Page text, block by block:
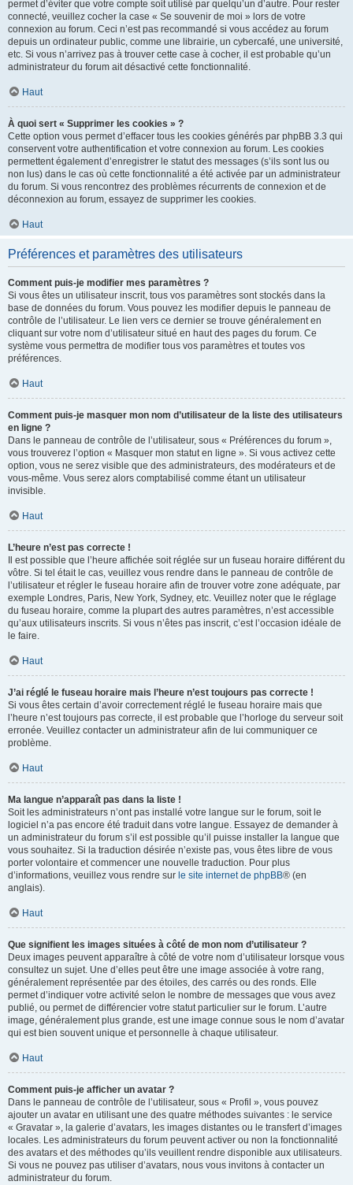
permet d’éviter que votre compte soit utilisé par quelqu’un d’autre. Pour rester
connecté, veuillez cocher la case « Se souvenir de moi » lors de votre
connexion au forum. Ceci n’est pas recommandé si vous accédez au forum
depuis un ordinateur public, comme une librairie, un cybercafé, une université,
etc. Si vous n’arrivez pas à trouver cette case à cocher, il est probable qu’un
administrateur du forum ait désactivé cette fonctionnalité.
Haut
À quoi sert « Supprimer les cookies » ?
Cette option vous permet d’effacer tous les cookies générés par phpBB 3.3 qui
conservent votre authentification et votre connexion au forum. Les cookies
permettent également d’enregistrer le statut des messages (s’ils sont lus ou
non lus) dans le cas où cette fonctionnalité a été activée par un administrateur
du forum. Si vous rencontrez des problèmes récurrents de connexion et de
déconnexion au forum, essayez de supprimer les cookies.
Haut
Préférences et paramètres des utilisateurs
Comment puis-je modifier mes paramètres ?
Si vous êtes un utilisateur inscrit, tous vos paramètres sont stockés dans la
base de données du forum. Vous pouvez les modifier depuis le panneau de
contrôle de l’utilisateur. Le lien vers ce dernier se trouve généralement en
cliquant sur votre nom d’utilisateur situé en haut des pages du forum. Ce
système vous permettra de modifier tous vos paramètres et toutes vos
préférences.
Haut
Comment puis-je masquer mon nom d’utilisateur de la liste des utilisateurs
en ligne ?
Dans le panneau de contrôle de l’utilisateur, sous « Préférences du forum »,
vous trouverez l’option « Masquer mon statut en ligne ». Si vous activez cette
option, vous ne serez visible que des administrateurs, des modérateurs et de
vous-même. Vous serez alors comptabilisé comme étant un utilisateur
invisible.
Haut
L’heure n’est pas correcte !
Il est possible que l’heure affichée soit réglée sur un fuseau horaire différent du
vôtre. Si tel était le cas, veuillez vous rendre dans le panneau de contrôle de
l’utilisateur et régler le fuseau horaire afin de trouver votre zone adéquate, par
exemple Londres, Paris, New York, Sydney, etc. Veuillez noter que le réglage
du fuseau horaire, comme la plupart des autres paramètres, n’est accessible
qu’aux utilisateurs inscrits. Si vous n’êtes pas inscrit, c’est l’occasion idéale de
le faire.
Haut
J’ai réglé le fuseau horaire mais l’heure n’est toujours pas correcte !
Si vous êtes certain d’avoir correctement réglé le fuseau horaire mais que
l’heure n’est toujours pas correcte, il est probable que l’horloge du serveur soit
erronée. Veuillez contacter un administrateur afin de lui communiquer ce
problème.
Haut
Ma langue n’apparaît pas dans la liste !
Soit les administrateurs n’ont pas installé votre langue sur le forum, soit le
logiciel n’a pas encore été traduit dans votre langue. Essayez de demander à
un administrateur du forum s’il est possible qu’il puisse installer la langue que
vous souhaitez. Si la traduction désirée n’existe pas, vous êtes libre de vous
porter volontaire et commencer une nouvelle traduction. Pour plus
d’informations, veuillez vous rendre sur le site internet de phpBB® (en
anglais).
Haut
Que signifient les images situées à côté de mon nom d’utilisateur ?
Deux images peuvent apparaître à côté de votre nom d’utilisateur lorsque vous
consultez un sujet. Une d’elles peut être une image associée à votre rang,
généralement représentée par des étoiles, des carrés ou des ronds. Elle
permet d’indiquer votre activité selon le nombre de messages que vous avez
publié, ou permet de différencier votre statut particulier sur le forum. L’autre
image, généralement plus grande, est une image connue sous le nom d’avatar
qui est bien souvent unique et personnelle à chaque utilisateur.
Haut
Comment puis-je afficher un avatar ?
Dans le panneau de contrôle de l’utilisateur, sous « Profil », vous pouvez
ajouter un avatar en utilisant une des quatre méthodes suivantes : le service
« Gravatar », la galerie d’avatars, les images distantes ou le transfert d’images
locales. Les administrateurs du forum peuvent activer ou non la fonctionnalité
des avatars et des méthodes qu’ils veuillent rendre disponible aux utilisateurs.
Si vous ne pouvez pas utiliser d’avatars, nous vous invitons à contacter un
administrateur du forum.